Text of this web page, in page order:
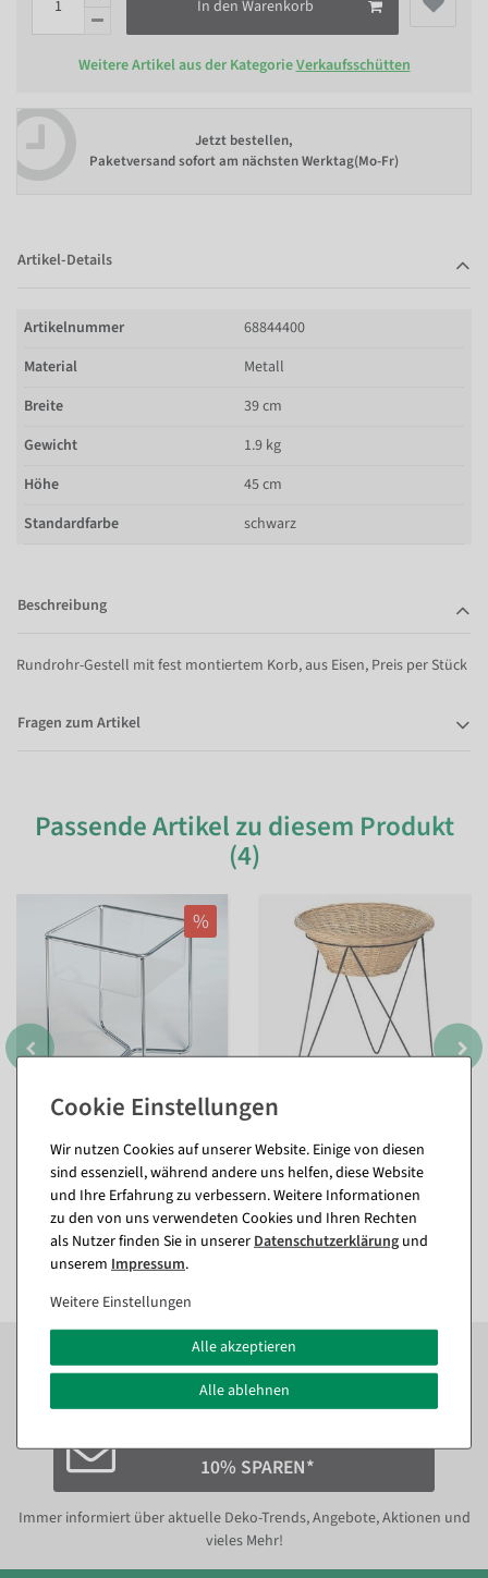
In den Warenkorb
Weitere Artikel aus der KategorieVerkaufsschütten
Jetzt bestellen,
Paketversand sofort am nächsten Werktag(Mo-Fr)
Artikel-Details
Artikelnummer
68844400
Material
Metall
Breite
39 cm
Gewicht
1.9 kg
Höhe
45 cm
Standardfarbe
schwarz
Beschreibung
Rundrohr-Gestell mit fest montiertem Korb, aus Eisen, Preis per Stück
Fragen zum Artikel
Passende Artikel zu diesem Produkt
(4)
%
Sofort versandfähig.
308,21 €
213,01 €
179,00 EUR zzgl. ges. MwSt.
Sofort versandfähig.
95,14 €
79,95 EUR zzgl. ges. MwSt.
Zum Newsletter anmelden und sofort
nächsten Bestellung sparen.*
Newsletter abonnieren und sofort
10% SPAREN*
Immer informiert über aktuelle Deko-Trends, Angebote, Aktionen und
vieles Mehr!
Wir nutzen Cookies auf unserer Website. Einige von diesen
sind essenziell, während andere uns helfen, diese Website
und Ihre Erfahrung zu verbessern. Weitere Informationen
zu den von uns verwendeten Cookies und Ihren Rechten
als Nutzer finden Sie in unsererDaten­schutz­erklärung und
unserem Impressum.
Weitere Einstellungen
Alle akzeptieren
Alle ablehnen